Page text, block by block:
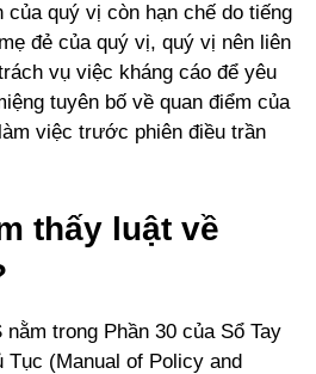
của quý vị còn hạn chế do tiếng
đẻ của quý vị, quý vị nên liên
vụ việc kháng cáo để yêu
tuyên bố về quan điểm của
việc trước phiên điều trần
thấy luật về
trong Phần 30 của Sổ Tay
Tục (Manual of Policy and